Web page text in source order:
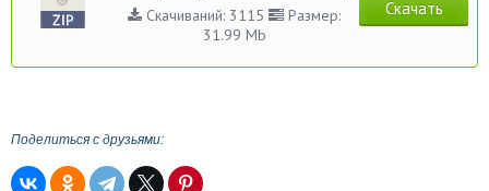
Скачиваний: 3115
Размер:
31.99 Mb
Скачать
Поделиться с друзьями: